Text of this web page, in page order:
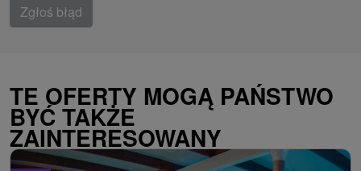
Zgłoś błąd
TE OFERTY MOGĄ PAŃSTWO
BYĆ TAKŻE
ZAINTERESOWANY